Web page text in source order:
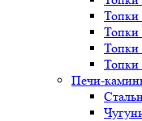
Топки
Топки
Топки
Топки
Печи-